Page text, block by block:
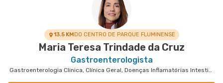
Estrada Dos Tres Rios nr. 1366 - Freguesia
Jacarepagua, Rio de Janeiro - RJ
Rua Augusto Camossa Saldanha nr. 55 1º Andar
- Barra da Tijuca, Rio de Janeiro - RJ
13.5 KMDO CENTRO DE PARQUE FLUMINENSE
Maria Teresa Trindade da Cruz
Gastroenterologista
Gastroenterologia Clinica, Clínica Geral, Doenças Inflamatórias Intestinais